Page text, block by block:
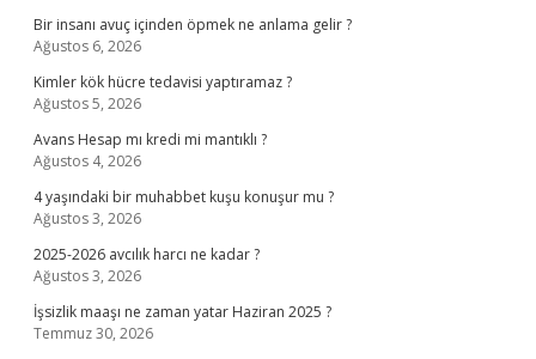
Bir insanı avuç içinden öpmek ne anlama gelir ?
Ağustos 6, 2026
Kimler kök hücre tedavisi yaptıramaz ?
Ağustos 5, 2026
Avans Hesap mı kredi mi mantıklı ?
Ağustos 4, 2026
4 yaşındaki bir muhabbet kuşu konuşur mu ?
Ağustos 3, 2026
2025-2026 avcılık harcı ne kadar ?
Ağustos 3, 2026
İşsizlik maaşı ne zaman yatar Haziran 2025 ?
Temmuz 30, 2026